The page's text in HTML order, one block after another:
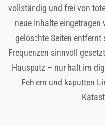
vollständig und frei von
neue Inhalte eingetragen
gelöschte Seiten
Frequenzen sinnvoll
Hausputz – nur halt im
Fehlern und kaputten